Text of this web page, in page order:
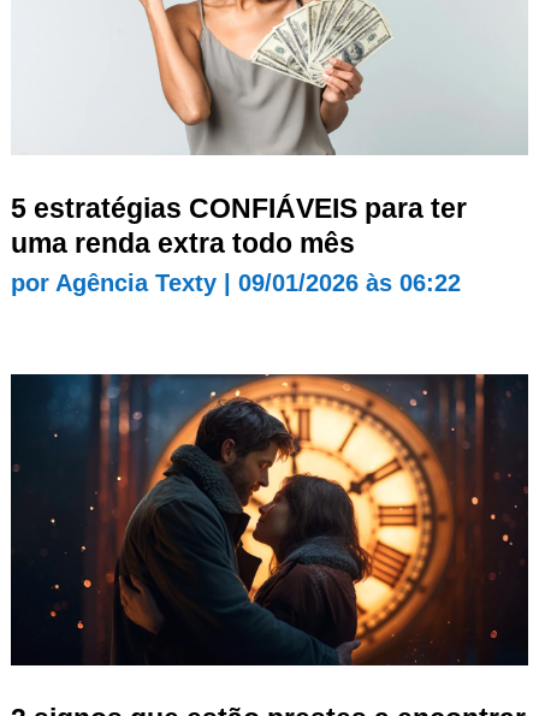
5 estratégias CONFIÁVEIS para ter
uma renda extra todo mês
por Agência Texty| 09/01/2026 às 06:22